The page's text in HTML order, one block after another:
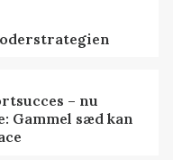
– nu
Gammel sæd kan